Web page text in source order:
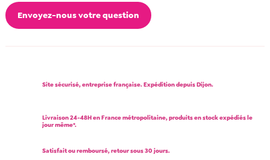
Envoyez-nous votre question
Site sécurisé, entreprise française. Expédition depuis Dijon.
Livraison 24-48H en France métropolitaine, produits en stock expédiés le
jour même*.
Satisfait ou remboursé, retour sous 30 jours.